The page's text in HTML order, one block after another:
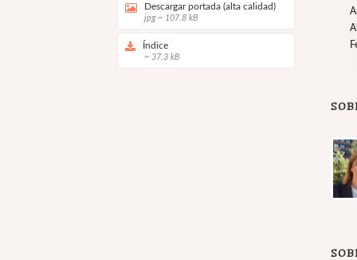
Descargar portada (alta calidad)
jpg ~ 107.8 kB
Índice
~ 37.3 kB